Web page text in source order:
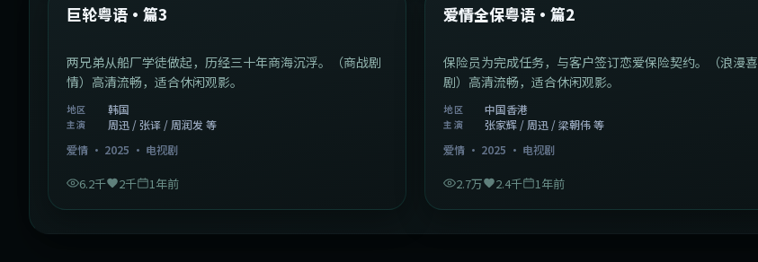
最新
巨轮粤语·篇3
两兄弟从船厂学徒做起，历经三十年商海沉浮。（商战剧
情）高清流畅，适合休闲观影。
地区 韩国
主演
周迅 / 张译 / 周润发 等
爱情 · 2025 · 电视剧
6.2千 2千 1年前
最新
爱情全保粤语·篇2
保险员为完成任务，与客户签订恋爱保险契约。（浪漫喜
剧）高清流畅，适合休闲观影。
地区 中国香港
主演
张家辉 / 周迅 / 梁朝伟 等
爱情 · 2025 · 电视剧
2.7万 2.4千 1年前